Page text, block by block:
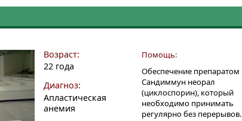
Возраст:
22 года
Диагноз:
Апластическая
анемия
Помощь:
Обеспечение препаратом
Сандиммун неорал
(циклоспорин), который
необходимо принимать
регулярно без перерывов.